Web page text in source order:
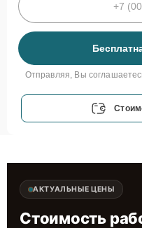
Отправляя, Вы
АКТУАЛЬНЫЕ ЦЕНЫ
Стоимость